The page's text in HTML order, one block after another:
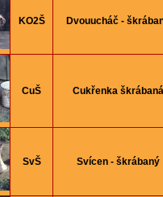
KO2Š Dvouucháč -
CuŠ Cukřenka škrábaná
SvŠ Svícen - škrábaný